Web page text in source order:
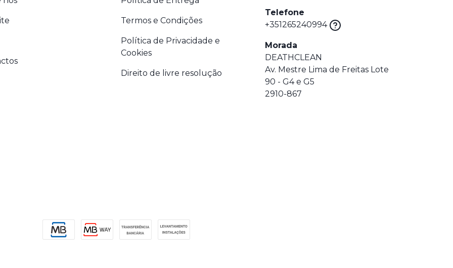
Termos e Condições
Política de Privacidade e
Cookies
Direito de livre resolução
Telefone
+351265240994
Morada
DEATHCLEAN
Av. Mestre Lima de Freitas Lote
90 - G4 e G5
2910-867